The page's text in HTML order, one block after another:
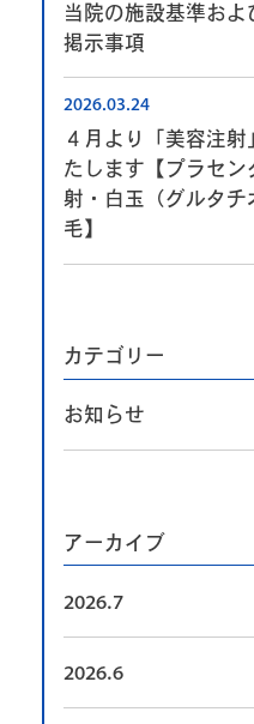
当院の施設基準お
掲示事項
４月より「美容注
たします【プラセ
射・白玉（グルタチ
毛】
2026.03.24
カテゴリー
お知らせ
アーカイブ
2026.7
2026.6